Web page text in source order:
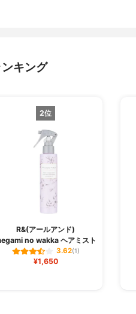
キング
2位
R&(アールアンド)
no wakka ヘアミスト
3.62(1)
¥1,650